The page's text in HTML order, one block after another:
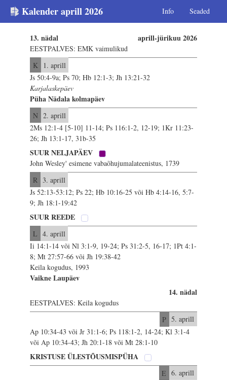
Kalender aprill 2026 Info Seaded
13. nädal aprill-jürikuu 2026
EESTPALVES: EMK vaimulikud
K
1. aprill
Js 50:4-9a; Ps 70; Hb 12:1-3; Jh 13:21-32
Karjalaskepäev
Püha Nädala kolmapäev
N 2. aprill
2Ms 12:1-4 [5-10] 11-14; Ps 116:1-2, 12-19; 1Kr 11:23-
26; Jh 13:1-17, 31b-35
SUUR NELJAPÄEV
John Wesley' esimene vabaõhujumalateenistus, 1739
R
3. aprill
Js 52:13-53:12; Ps 22; Hb 10:16-25 või Hb 4:14-16, 5:7-
9; Jh 18:1-19:42
SUUR REEDE
L 4. aprill
Ii 14:1-14 või Nl 3:1-9, 19-24; Ps 31:2-5, 16-17; 1Pt 4:1-
8; Mt 27:57-66 või Jh 19:38-42
Keila kogudus, 1993
Vaikne Laupäev
14. nädal
EESTPALVES: Keila kogudus
P 5. aprill
Ap 10:34-43 või Jr 31:1-6; Ps 118:1-2, 14-24; Kl 3:1-4
või Ap 10:34-43; Jh 20:1-18 või Mt 28:1-10
KRISTUSE ÜLESTÕUSMISPÜHA
E 6. aprill